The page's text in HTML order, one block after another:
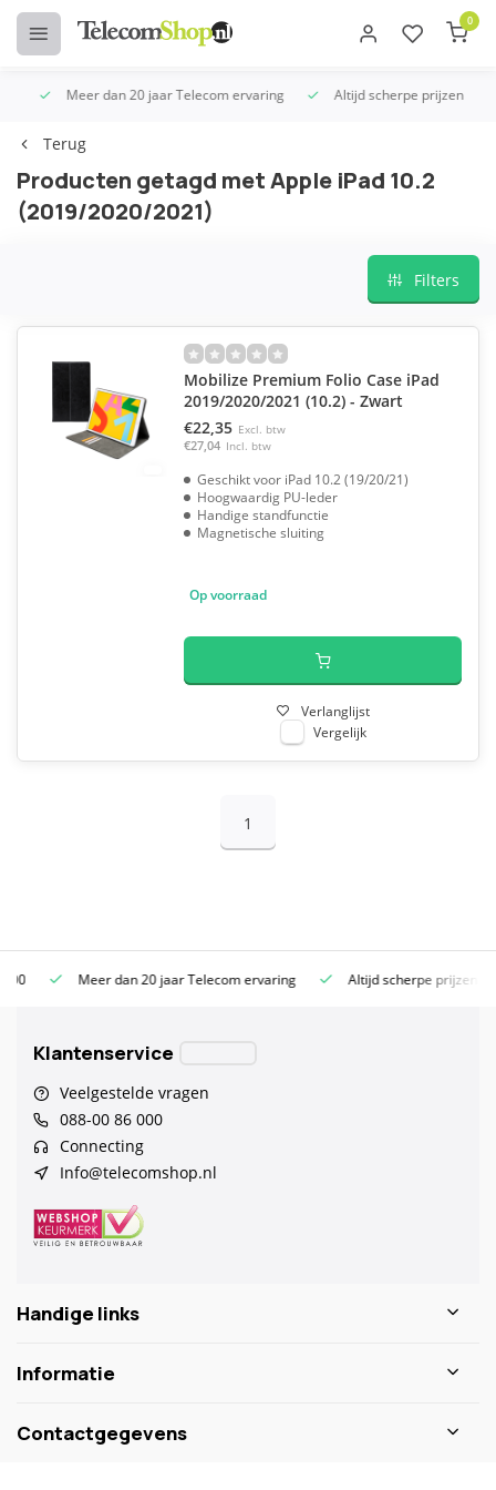
0
Meer dan 20 jaar Telecom ervaring Altijd scherpe prijzen
Terug
Producten getagd met Apple iPad 10.2
(2019/2020/2021)
Filters
Mobilize Premium Folio Case iPad
2019/2020/2021 (10.2) - Zwart
€22,35 Excl. btw
€27,04 Incl. btw
Geschikt voor iPad 10.2 (19/20/21)
Hoogwaardig PU-leder
Handige standfunctie
Magnetische sluiting
Op voorraad
Verlanglijst
Vergelijk
1
Meer dan 20 jaar Telecom ervaring Altijd scherpe prijzen
Klantenservice
Veelgestelde vragen
088-00 86 000
Connecting
Info@telecomshop.nl
Handige links
Informatie
Contactgegevens